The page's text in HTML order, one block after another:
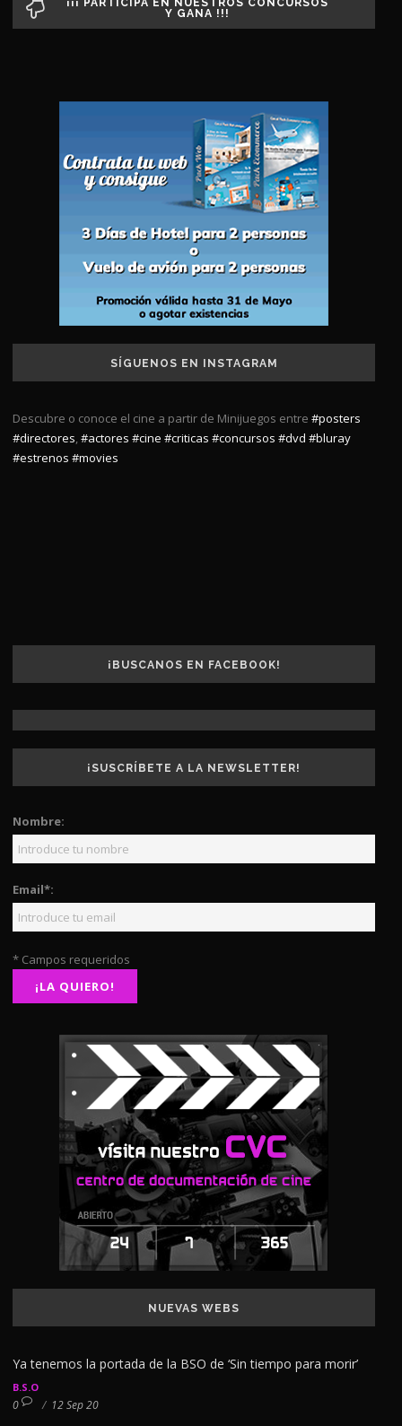
Y GANA !!!
SÍGUENOS EN INSTAGRAM
Descubre o conoce el cine a partir de Minijuegos entre #posters
#directores,#actores #cine #criticas #concursos #dvd #bluray
#estrenos #movies
¡BUSCANOS EN FACEBOOK!
¡SUSCRÍBETE A LA NEWSLETTER!
Nombre:
Email*:
* Campos requeridos
NUEVAS WEBS
Ya tenemos la portada de la BSO de ‘Sin tiempo para morir’
B.S.O
0 / 12 Sep 20